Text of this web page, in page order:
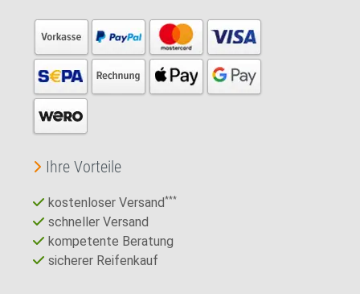
Ihre Vorteile
kostenloser Versand***
schneller Versand
kompetente Beratung
sicherer Reifenkauf